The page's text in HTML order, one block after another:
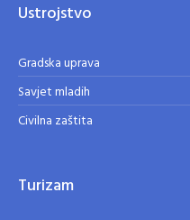
Ustrojstvo
Gradska uprava
Savjet mladih
Civilna zaštita
Turizam